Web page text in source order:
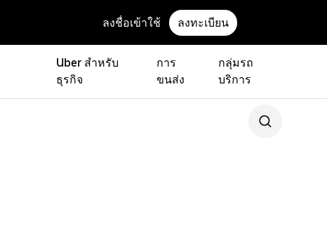
ลงชื่อเข้าใช้ ลงทะเบียน
Uber สำหรับ
ธุรกิจ
การ
ขนส่ง
กลุ่มรถ
บริการ